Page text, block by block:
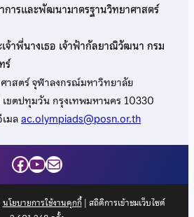
การและพัฒนามาตรฐานวิทยาศาสตร์
จ้าพี่นางเธอ เจ้าฟ้ากัลยาณิวัฒนา กรม
ร์
าสตร์ จุฬาลงกรณ์มหาวิทยาลัย
ขตปทุมวัน กรุงเทพมหานคร 10330
มลac.olympiads@posn.or.th
Facebook
YouTube
Mail
นโยบายการใช้งานคุกกี้| สถิติการเข้าชมเว็บไซต์